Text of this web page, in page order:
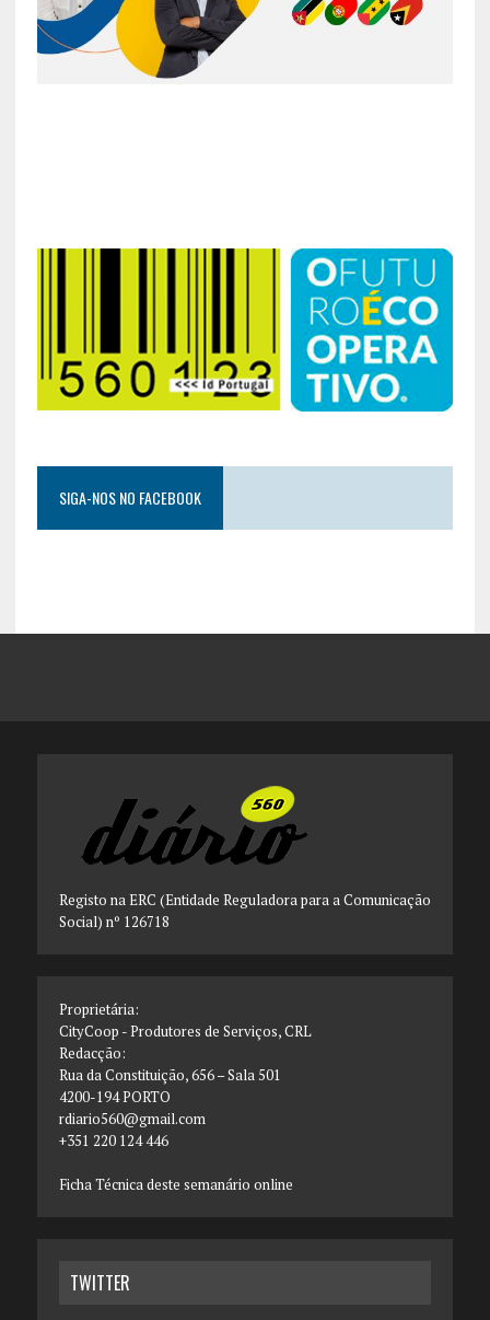
SIGA-NOS NO FACEBOOK
Registo na ERC (Entidade Reguladora para a Comunicação
Social) nº 126718
Proprietária:
CityCoop - Produtores de Serviços, CRL
Redacção:
Rua da Constituição, 656 – Sala 501
4200-194 PORTO
rdiario560@gmail.com
+351 220 124 446
Ficha Técnica deste semanário online
TWITTER